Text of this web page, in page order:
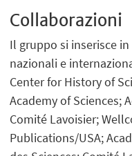
Collaborazioni
Il gruppo si inserisce
nazionali e
Center for History of
Academy of Sciences;
Comité Lavoisier;
Publications/USA;